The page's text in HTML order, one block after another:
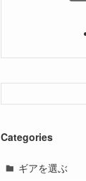
Categories
ギアを選ぶ